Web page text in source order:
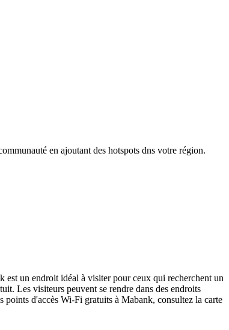
en ajoutant des hotspots dns votre région.
un endroit idéal à visiter pour ceux qui recherchent un
Les visiteurs peuvent se rendre dans des endroits
d'accès Wi-Fi gratuits à Mabank, consultez la carte